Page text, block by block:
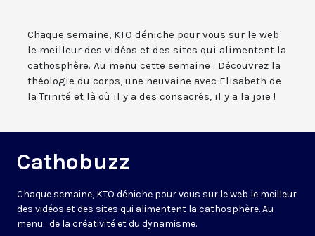
Chaque semaine, KTO déniche pour vous sur le web
le meilleur des vidéos et des sites qui alimentent la
cathosphère. Au menu cette semaine : Découvrez la
théologie du corps, une neuvaine avec Elisabeth de
la Trinité et là où il y a des consacrés, il y a la joie !
Cathobuzz
Chaque semaine, KTO déniche pour vous sur le web le meilleur
des vidéos et des sites qui alimentent la cathosphère. Au
menu : de la créativité et du dynamisme.